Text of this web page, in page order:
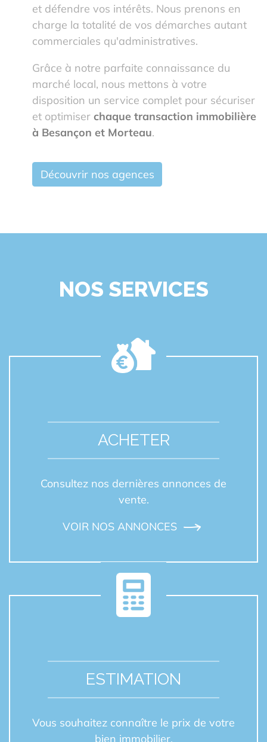
et défendre vos intérêts. Nous prenons en
charge la totalité de vos démarches autant
commerciales qu'administratives.
Grâce à notre parfaite connaissance du
marché local, nous mettons à votre
disposition un service complet pour sécuriser
et optimiser chaque transaction immobilière
à Besançon et Morteau.
Découvrir nos agences
NOS SERVICES
ACHETER
Consultez nos dernières annonces de
vente.
VOIR NOS ANNONCES
ESTIMATION
Vous souhaitez connaître le prix de votre
bien immobilier.